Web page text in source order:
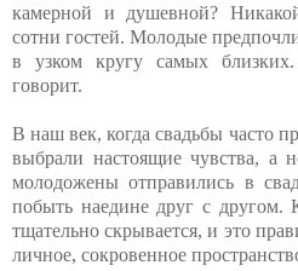
камерной и душевной?
сотни гостей. Молодые
в узком кругу самых
говорит.
В наш век, когда свадьбы часто
выбрали настоящие чувства, а
молодожены отправились в
побыть наедине друг с
тщательно скрывается, и это
личное, сокровенное